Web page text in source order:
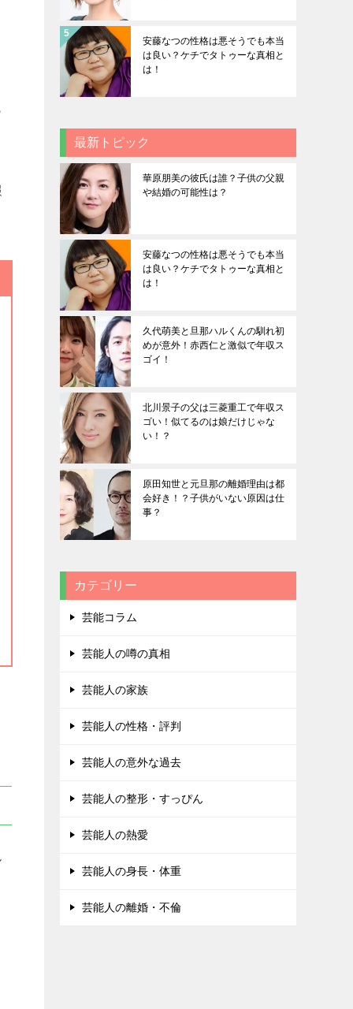
安藤なつの性格は悪そうでも本当
は良い？ケチでタトゥーな真相と
は！
最新トピック
華原朋美の彼氏は誰？子供の父親
や結婚の可能性は？
安藤なつの性格は悪そうでも本当
は良い？ケチでタトゥーな真相と
は！
久代萌美と旦那ハルくんの馴れ初
めが意外！赤西仁と激似で年収ス
ゴイ！
北川景子の父は三菱重工で年収ス
ゴい！似てるのは娘だけじゃな
い！？
原田知世と元旦那の離婚理由は都
会好き！？子供がいない原因は仕
事？
カテゴリー
芸能コラム
芸能人の噂の真相
芸能人の家族
芸能人の性格・評判
芸能人の意外な過去
芸能人の整形・すっぴん
芸能人の熱愛
芸能人の身長・体重
芸能人の離婚・不倫